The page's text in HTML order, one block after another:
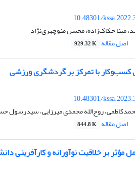
10.48301/
مینا حکاک‌زاده، محسن منوچهری‌نژاد
اصل مقاله 929.32 K
با تمرکز بر گردشگری ورزشی
10.48301/
روح‌الله محمدی میرزایی، سیدرسول
اصل مقاله 844.8 K
مؤثر بر خلاقیت نوآورانه و کارآفرینی